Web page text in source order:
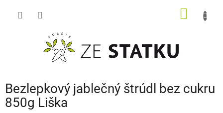
Bezlepkový jablečný štrúdl bez cukru
850g Liška